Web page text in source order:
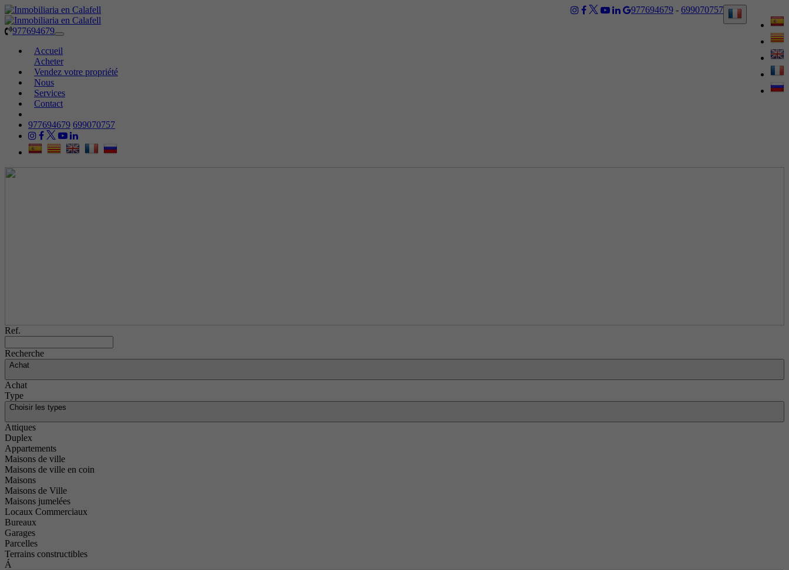
977694679 - 699070757
977694679
Toggle
navigation
Accueil
Acheter
Vendez votre propriété
Nous
Services
Contact
977694679 699070757
Ref.
Recherche
Achat
Achat
Type
Choisir les types
Attiques
Duplex
Appartements
Maisons de ville
Maisons de ville en coin
Maisons
Maisons de Ville
Maisons jumelées
Locaux Commerciaux
Bureaux
Garages
Parcelles
Terrains constructibles
Á